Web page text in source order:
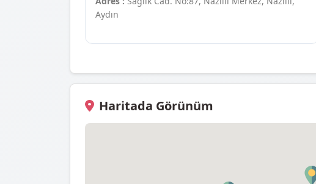
Aydın
Haritada Görünüm